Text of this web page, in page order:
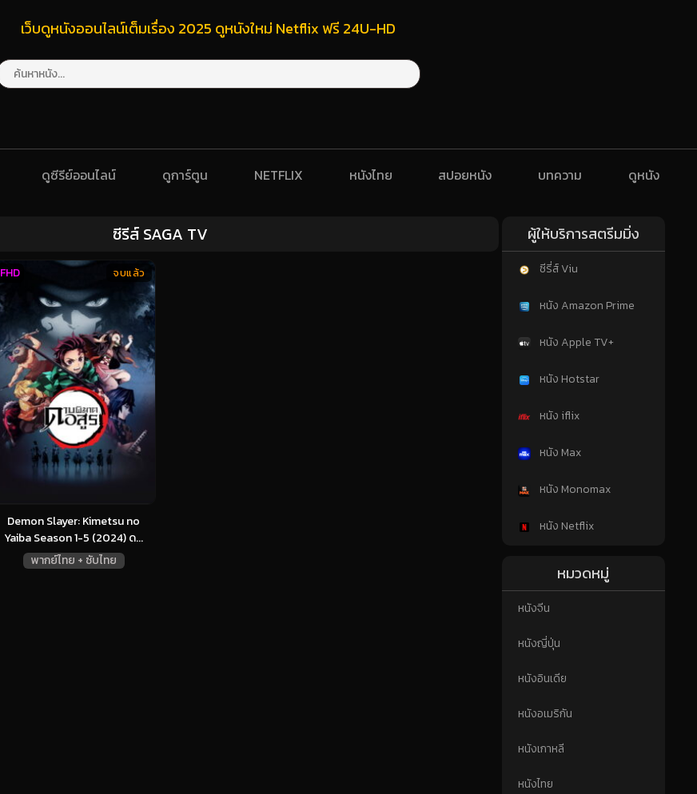
เว็บดูหนังออนไลน์เต็มเรื่อง 2025 ดูหนังใหม่ Netflix ฟรี 24U-HD
ดูซีรีย์ออนไลน์ ดูการ์ตูน NETFLIX หนังไทย สปอยหนัง บทความ ดูหนัง
ซีรีส์ SAGA TV
Demon Slayer: Kimetsu no
Yaiba Season 1-5 (2024) ด...
พากย์ไทย + ซับไทย
จบแล้ว
FHD
ผู้ให้บริการสตรีมมิ่ง
ซีรี่ส์ Viu
หนัง Amazon Prime
หนัง Apple TV+
หนัง Hotstar
หนัง iflix
หนัง Max
หนัง Monomax
หนัง Netflix
หมวดหมู่
หนังจีน
หนังญี่ปุ่น
หนังอินเดีย
หนังอเมริกัน
หนังเกาหลี
หนังไทย